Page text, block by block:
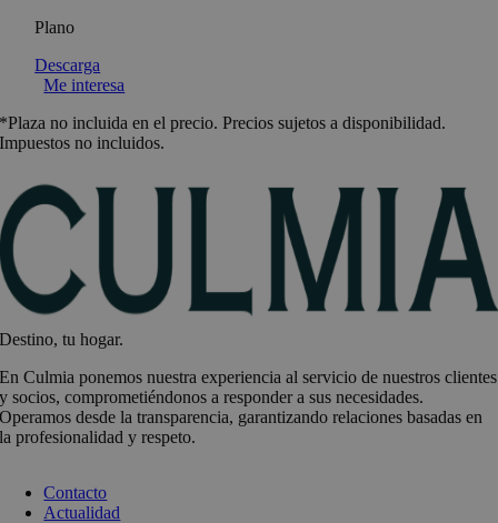
Plano
Descarga
Me interesa
*Plaza no incluida en el precio. Precios sujetos a disponibilidad.
Impuestos no incluidos.
Destino, tu hogar.
En Culmia ponemos nuestra experiencia al servicio de nuestros clientes
y socios, comprometiéndonos a responder a sus necesidades.
Operamos desde la transparencia, garantizando relaciones basadas en
la profesionalidad y respeto.
Contacto
Actualidad